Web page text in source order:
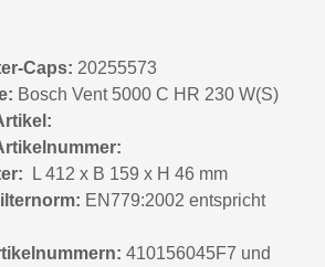
Caps: 20255573
Bosch Vent 5000 C HR 230 W(S)
L 412 x B 159 x H 46 mm
EN779:2002 entspricht
410156045F7 und